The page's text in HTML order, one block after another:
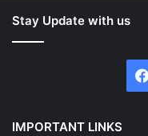
Stay Update with us
IMPORTANT LINKS